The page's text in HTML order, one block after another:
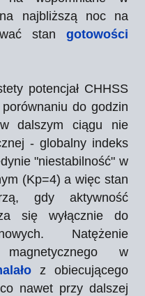
najbliższą noc na
stan gotowości
potencjał CHHSS
do godzin
dalszym ciągu nie
- globalny indeks
"niestabilność" w
(Kp=4) a więc stan
gdy aktywność
się wyłącznie do
Natężenie
w
z obiecującego
nawet przy dalszej